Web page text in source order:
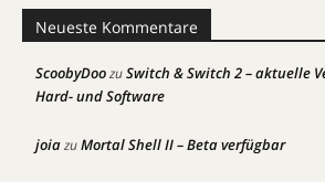
Neueste Kommentare
ScoobyDoozuSwitch & Switch 2 – aktuelle
Hard- und Software
joiazuMortal Shell II – Beta verfügbar